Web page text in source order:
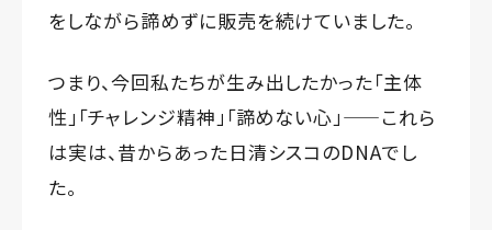
をしながら諦めずに販売を続けていました。
つまり、今回私たちが生み出したかった「主体
性」「チャレンジ精神」「諦めない心」——これら
は実は、昔からあった日清シスコのDNAでし
た。